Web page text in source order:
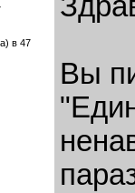
в 47
Вы